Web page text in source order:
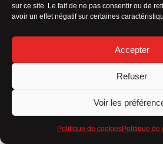
sur ce site. Le fait de ne pas consentir ou de
avoir un effet négatif sur certaines
Accepter
Refuser
Voir les
Politique de cookiesPolitique de
FONTENAY-LE-COMTE
distinguent des autres :
Service personnalisé
Flexibilité